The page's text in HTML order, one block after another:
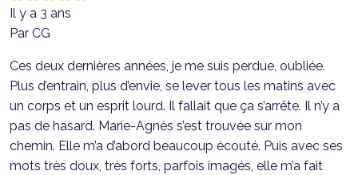
Il y a 3 ans
Par CG
Ces deux dernières années, je me suis perdue, oubliée.
Plus d’entrain, plus d’envie, se lever tous les matins avec
un corps et un esprit lourd. Il fallait que ça s’arrête. Il n’y a
pas de hasard. Marie-Agnès s’est trouvée sur mon
chemin. Elle m’a d’abord beaucoup écouté. Puis avec ses
mots très doux, très forts, parfois imagés, elle m’a fait